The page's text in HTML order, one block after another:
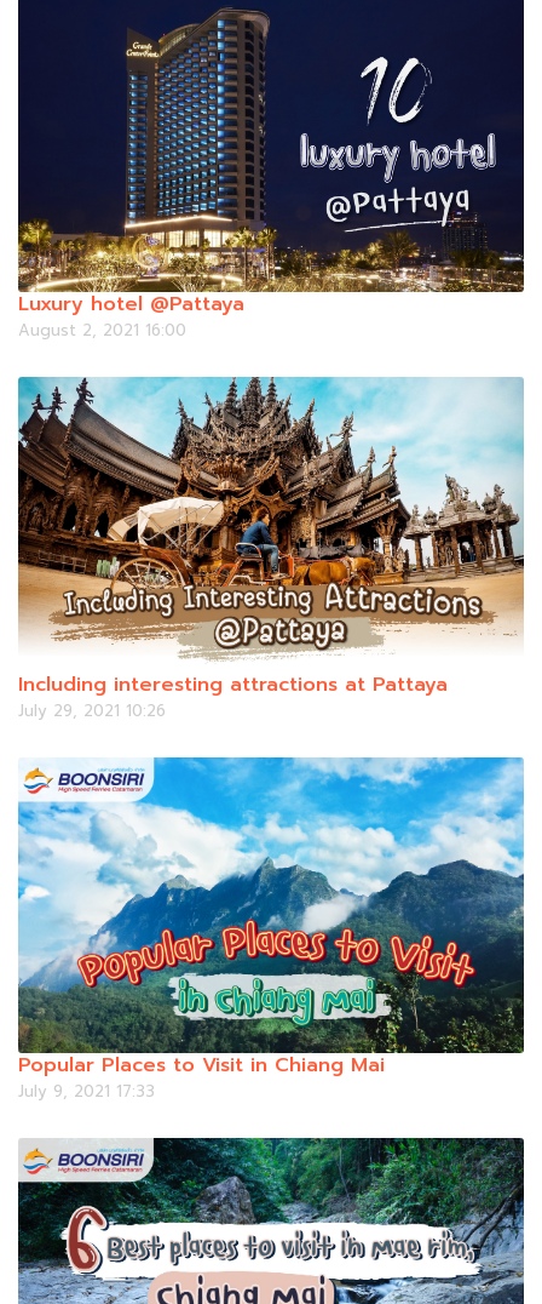
Luxury hotel @Pattaya
August 2, 2021 16:00
Including interesting attractions at Pattaya
July 29, 2021 10:26
Popular Places to Visit in Chiang Mai
July 9, 2021 17:33